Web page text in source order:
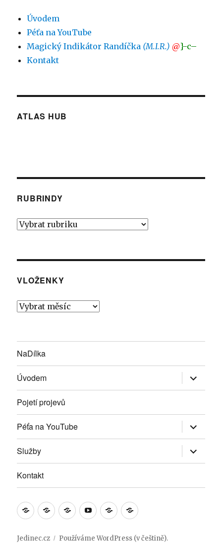
Úvodem
Péťa na YouTube
Magický Indikátor Randíčka (M.I.R.) @}-c–
Kontakt
ATLAS HUB
RUBRINDY
Rubrindy
VLOŽENKY
Vloženky
NaDílka
Úvodem Zobrazit
položky
Pojetí projevů
Péťa na YouTube Zobrazit
položky
Služby
Zobrazit
položky
Kontakt
NaDílkaÚvodem
PojetíPéťa
YouTube
SlužbyKontakt
Jedinec.cz Používáme WordPress (v češtině).